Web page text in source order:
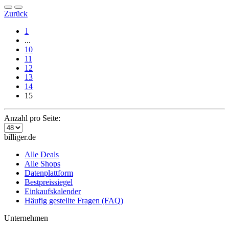
Zurück
1
...
10
11
12
13
14
15
Anzahl pro Seite:
billiger.de
Alle Deals
Alle Shops
Datenplattform
Bestpreissiegel
Einkaufskalender
Häufig gestellte Fragen (FAQ)
Unternehmen